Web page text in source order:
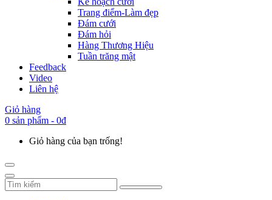
Trang điểm-Làm đẹp
Đám cưới
Đám hỏi
Hàng Thương Hiệu
Tuần trăng mật
Feedback
Video
Liên hệ
Giỏ hàng
0 sản phẩm - 0đ
Giỏ hàng của bạn trống!